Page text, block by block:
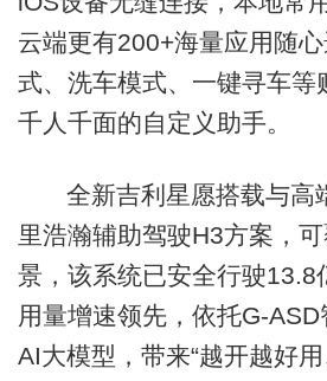
云端更有200+海量应用随
式、洗车模式、一键寻车等
千人千面的自定义助手。
全新吉利星愿搭载与高
里浩瀚辅助驾驶H3方案，
景，该系统已安全行驶13.8
用量增速领先，依托G-
AI大模型，带来“越开越好